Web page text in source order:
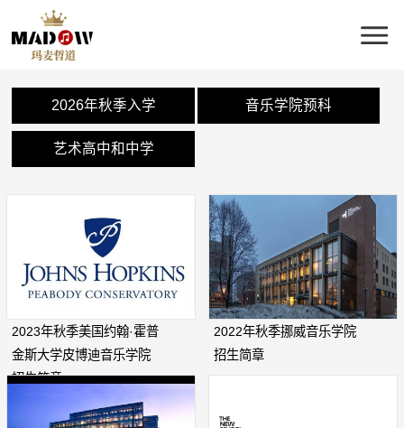
2026年秋季入学 音乐学院预科
艺术高中和中学
2023年秋季美国约翰·霍普
金斯大学皮博迪音乐学院
招生简章
2022年秋季挪威音乐学院
招生简章